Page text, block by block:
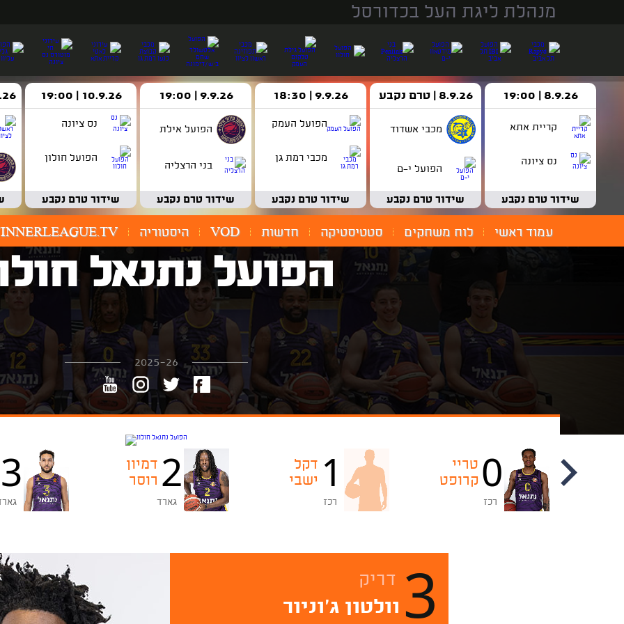
מנהלת ליגת העל בכדורסל
8.9.26 | 19:00
קריית אתא
נס ציונה
שידור טרם נקבע
8.9.26 | טרם נקבע
מכבי אשדוד
הפועל י-ם
שידור טרם נקבע
9.9.26 | 18:30
הפועל העמק
מכבי רמת גן
שידור טרם נקבע
9.9.26 | 19:00
הפועל אילת
בני הרצליה
שידור טרם נקבע
10.9.26 | 19:00
נס ציונה
הפועל חולון
שידור טרם נקבע
עמוד ראשי לוח משחקים סטטיסטיקה חדשות VOD היסטוריה
הפועל נתנאל
2025-26
אקסבייר
מנפורד
0 טריי
קרופט
רכז
1 דקל
ישבי
רכז
2 דמיון
רוסר
גארד
3
3 דריק
וולטון ג'וניור